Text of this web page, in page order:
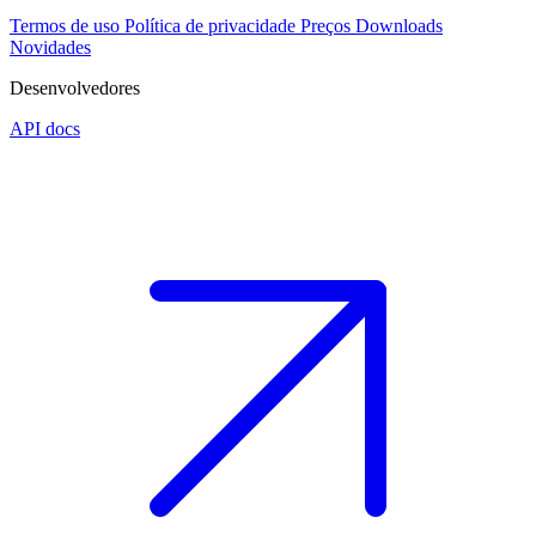
Termos de uso Política de privacidade Preços Downloads
Novidades
Desenvolvedores
API docs